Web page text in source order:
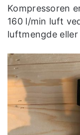
Kompressoren
160 l/min luft
luftmengde